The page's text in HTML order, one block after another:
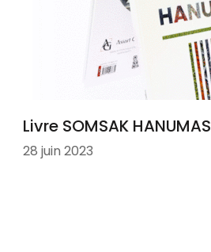
Livre SOMSAK HANUMAS
28 juin 2023